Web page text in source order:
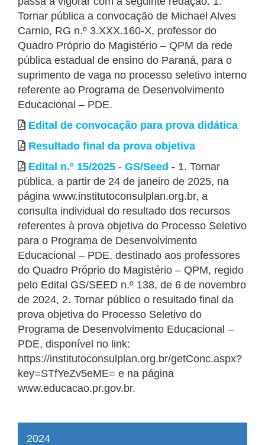
Tornar pública a convocação de Michael Alves
Carnio, RG n.º 3.XXX.160-X, professor do
Quadro Próprio do Magistério – QPM da rede
pública estadual de ensino do Paraná, para o
suprimento de vaga no processo seletivo interno
referente ao Programa de Desenvolvimento
Educacional – PDE.
Edital de convocação para prova didática
Resultado final da prova objetiva
Edital n.º 15/2025 - GS/Seed - 1. Tornar
pública, a partir de 24 de janeiro de 2025, na
página www.institutoconsulplan.org.br, a
consulta individual do resultado dos recursos
referentes à prova objetiva do Processo Seletivo
para o Programa de Desenvolvimento
Educacional – PDE, destinado aos professores
do Quadro Próprio do Magistério – QPM, regido
pelo Edital GS/SEED n.º 138, de 6 de novembro
de 2024, 2. Tornar público o resultado final da
prova objetiva do Processo Seletivo do
Programa de Desenvolvimento Educacional –
PDE, disponível no link:
https://institutoconsulplan.org.br/getConc.aspx?
key=STfYeZv5eME= e na página
www.educacao.pr.gov.br.
2024